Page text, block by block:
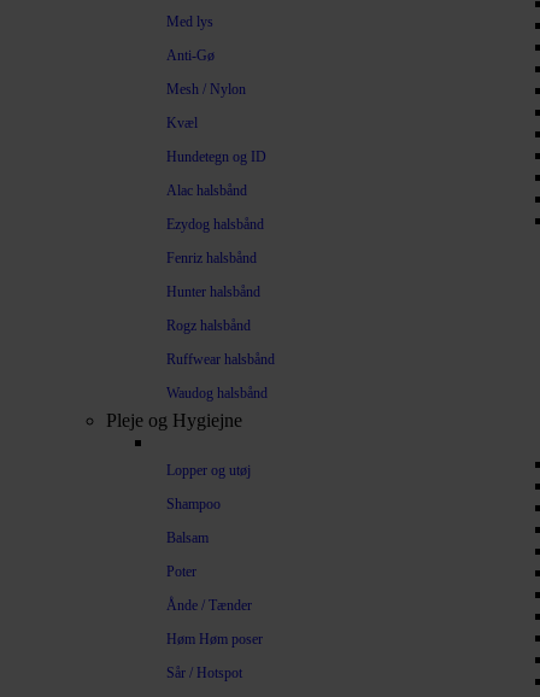
Med lys
Anti-Gø
Mesh / Nylon
Kvæl
Hundetegn og ID
Alac halsbånd
Ezydog halsbånd
Fenriz halsbånd
Hunter halsbånd
Rogz halsbånd
Ruffwear halsbånd
Waudog halsbånd
Pleje og Hygiejne
Lopper og utøj
Shampoo
Balsam
Poter
Ånde / Tænder
Høm Høm poser
Sår / Hotspot